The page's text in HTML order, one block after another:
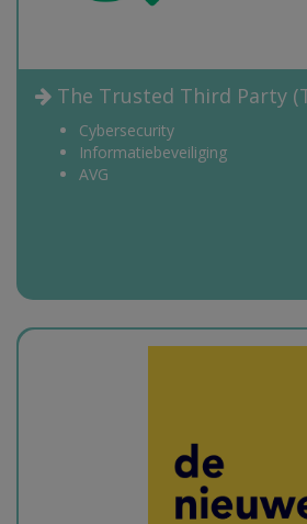
The Trusted Third Party
Cybersecurity
Informatiebeveiliging
AVG